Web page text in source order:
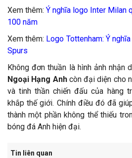
Xem thêm: Ý nghĩa logo Inter Milan
100 năm
Xem thêm: Logo Tottenham: Ý
Spurs
Không đơn thuần là hình ảnh nhận
Ngoại Hạng Anhcòn đại diện cho
và tinh thần chiến đấu của hàng
khắp thế giới. Chính điều đó đã
thành một phần không thể thiếu
bóng đá Anh hiện đại.
Tin liên quan